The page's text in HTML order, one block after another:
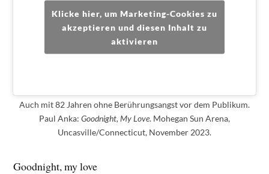
Klicke hier, um Marketing-Cookies zu
akzeptieren und diesen Inhalt zu
aktivieren
Auch mit 82 Jahren ohne Berührungsangst vor dem Publikum.
Paul Anka: Goodnight, My Love. Mohegan Sun Arena,
Uncasville/Connecticut, November 2023.
Goodnight, my love